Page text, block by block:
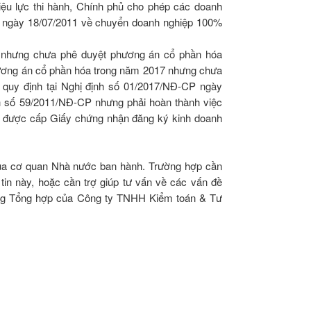
lực thi hành, Chính phủ cho phép các doanh
18/07/2011 về chuyển doanh nghiệp 100%
chưa phê duyệt phương án cổ phần hóa
án cổ phần hóa trong năm 2017 nhưng chưa
định tại Nghị định số 01/2017/NĐ-CP ngày
59/2011/NĐ-CP nhưng phải hoàn thành việc
cấp Giấy chứng nhận đăng ký kinh doanh
cơ quan Nhà nước ban hành. Trường hợp cần
này, hoặc cần trợ giúp tư vấn về các vấn đề
hợp của Công ty TNHH Kiểm toán & Tư